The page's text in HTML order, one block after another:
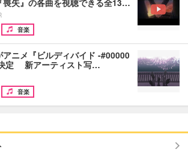
失』の各曲を視聴できる全13…
音楽
ニメ『ビルディバイド -#00000
定 新アーティスト写…
音楽